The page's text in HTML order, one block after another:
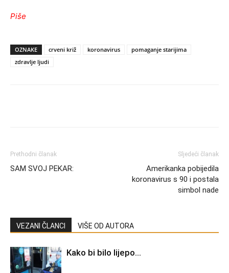
Piše
OZNAKE crveni križ koronavirus
pomaganje starijima
zdravlje ljudi
Prethodni članak
SAM SVOJ PEKAR:
Sljedeći članak
Amerikanka pobijedila
koronavirus s 90 i postala
simbol nade
VEZANI ČLANCI VIŠE OD AUTORA
Kako bi bilo lijepo…